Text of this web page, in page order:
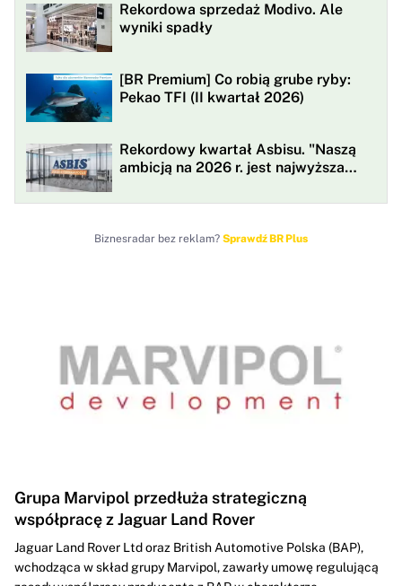
Rekordowa sprzedaż Modivo. Ale
wyniki spadły
[BR Premium] Co robią grube ryby:
Pekao TFI (II kwartał 2026)
Rekordowy kwartał Asbisu. "Naszą
ambicją na 2026 r. jest najwyższa
Biznesradar bez reklam? Sprawdź BR Plus
Grupa Marvipol przedłuża strategiczną
współpracę z Jaguar Land Rover
Jaguar Land Rover Ltd oraz British Automotive Polska (BAP),
wchodząca w skład grupy Marvipol, zawarły umowę regulującą